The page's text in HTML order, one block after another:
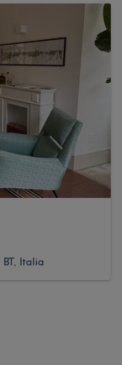
BT, Italia